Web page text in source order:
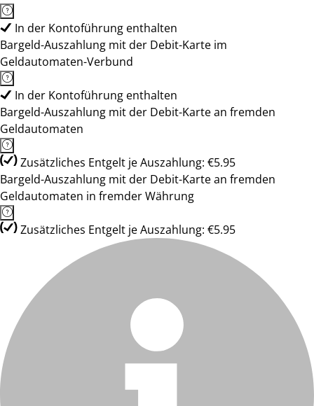
In der Kontoführung enthalten
Bargeld-Auszahlung mit der Debit-Karte im
Geldautomaten-Verbund
In der Kontoführung enthalten
Bargeld-Auszahlung mit der Debit-Karte an fremden
Geldautomaten
Zusätzliches Entgelt je Auszahlung: €5.95
Bargeld-Auszahlung mit der Debit-Karte an fremden
Geldautomaten in fremder Währung
Zusätzliches Entgelt je Auszahlung: €5.95